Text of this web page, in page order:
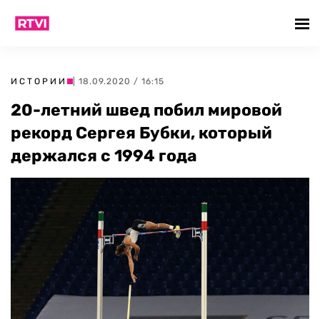
ИСТОРИИ | 18.09.2020 / 16:15
20-летний швед побил мировой
рекорд Сергея Бубки, который
держался с 1994 года